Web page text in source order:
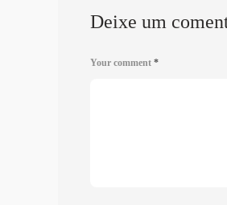
Deixe um
Your comment *